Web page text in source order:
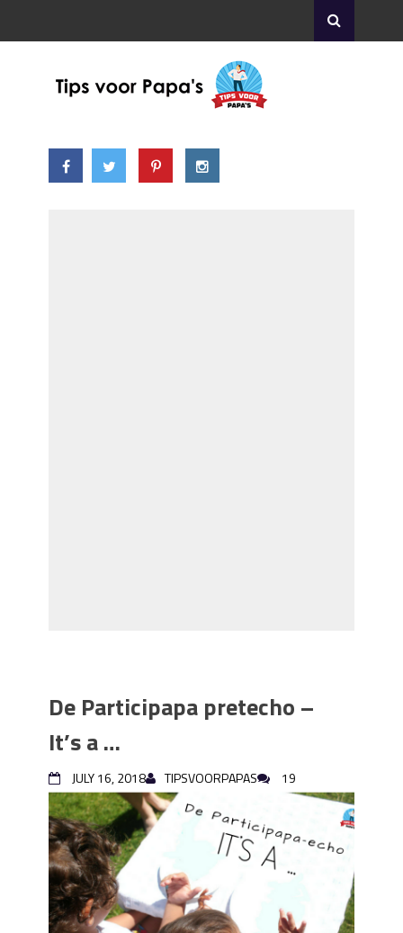
De Participapa pretecho –
It’s a …
JULY 16, 2018 TIPSVOORPAPAS 19